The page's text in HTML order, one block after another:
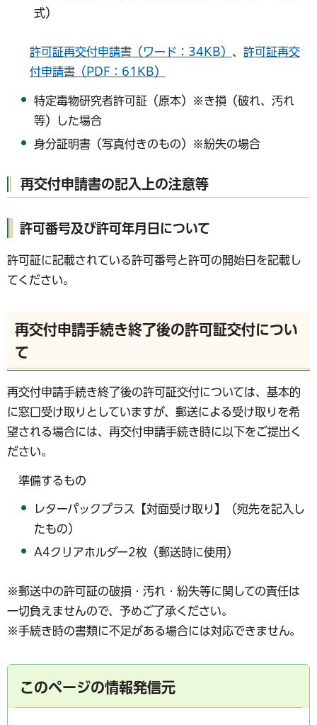
式）
許可証再交付申請書（ワード：34KB） 、 許可証再交
付申請書（PDF：61KB）
特定毒物研究者許可証（原本）※き損（破れ、汚れ
等）した場合
身分証明書（写真付きのもの）※紛失の場合
再交付申請書の記入上の注意等
許可番号及び許可年月日について
許可証に記載されている許可番号と許可の開始日を記載し
てください。
再交付申請手続き終了後の許可証交付につい
て
再交付申請手続き終了後の許可証交付については、基本的
に窓口受け取りとしていますが、郵送による受け取りを希
望される場合には、再交付申請手続き時に以下をご提出く
ださい。
準備するもの
レターパックプラス【対面受け取り】（宛先を記入し
たもの）
A4クリアホルダー2枚（郵送時に使用）
※郵送中の許可証の破損・汚れ・紛失等に関しての責任は
一切負えませんので、予めご了承ください。
※手続き時の書類に不足がある場合には対応できません。
このページの情報発信元